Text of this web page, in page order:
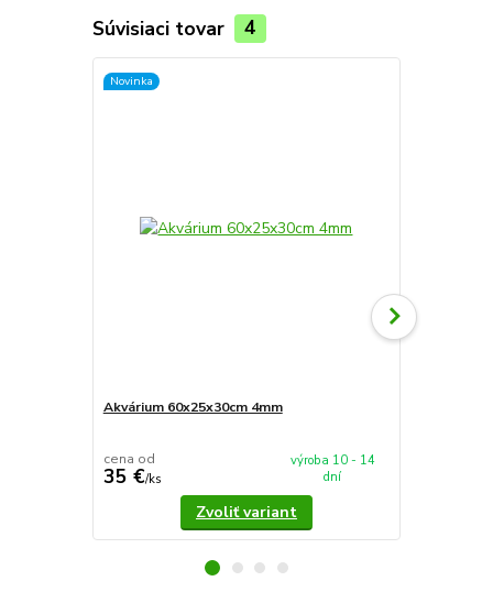
Súvisiaci tovar 4
Novinka
Akvárium 60x25x30cm 4mm
cena od
35 €/ks
výroba 10 - 14
dní
Zvoliť variant